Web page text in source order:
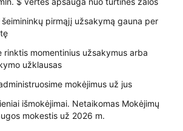
šeimininkų pirmąjį užsakymą gauna per
rinktis momentinius užsakymus arba
užklausas
mokėjimus už jus
išmokėjimai. Netaikomas Mokėjimų
mokestis už 2026 m.